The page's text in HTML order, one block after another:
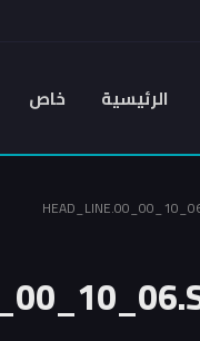
الرئيسية خاص